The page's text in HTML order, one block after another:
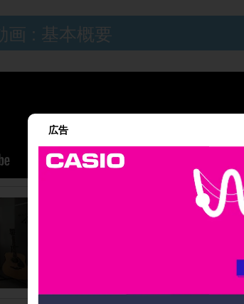
広告
画 : 基本概要